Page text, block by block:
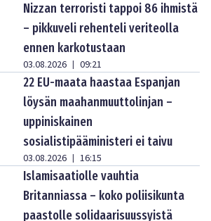
Nizzan terroristi tappoi 86 ihmistä
– pikkuveli rehenteli veriteolla
ennen karkotustaan
03.08.2026 | 09:21
22 EU-maata haastaa Espanjan
löysän maahanmuuttolinjan –
uppiniskainen
sosialistipääministeri ei taivu
03.08.2026 | 16:15
Islamisaatiolle vauhtia
Britanniassa – koko poliisikunta
paastolle solidaarisuussyistä